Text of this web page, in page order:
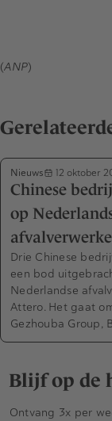
(ANP)
Nieuws 12 oktober
Chinese
op
Drie Chinese
een bod
Nederlandse
Attero. Het gaat
Gezhouba Group,
Blijf op de
Ontvang 3x per